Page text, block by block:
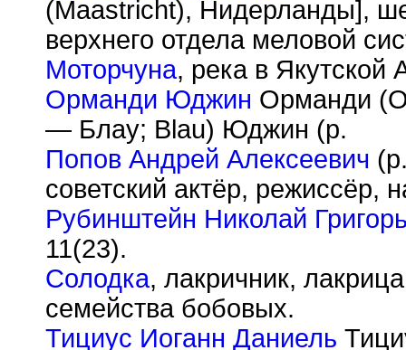
(Maastricht), Нидерланды],
верхнего отдела меловой
Моторчуна, река в Якутской
Орманди Юджин Орманди
— Блау; Blau) Юджин (р.
Попов Андрей Алексеевич
советский актёр,
Рубинштейн Николай
11(23).
Солодка, лакричник,
семейства бобовых.
Тициус Иоганн Даниель